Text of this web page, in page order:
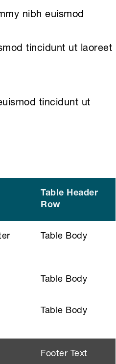
nibh euismod
tincidunt ut laoreet
tincidunt ut
Table Header
Row
Table Body
Table Body
Table Body
Footer Text